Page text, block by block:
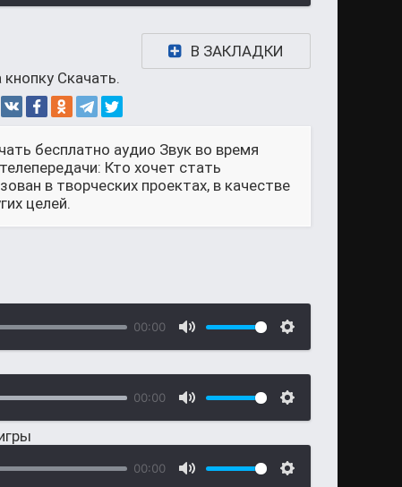
В ЗАКЛАДКИ
Скачать.
бесплатно аудио Звук во время
Кто хочет стать
в творческих проектах, в качестве
целей.
00:00
00:00
00:00